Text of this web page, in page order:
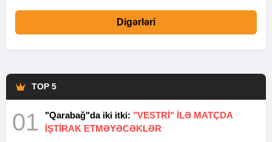
Digərləri
TOP 5
01 "Qarabağ"da iki itki: "VESTRİ" İLƏ MATÇDA
İŞTİRAK ETMƏYƏCƏKLƏR